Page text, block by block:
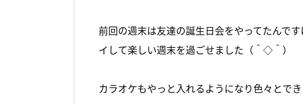
前回の週末は友達の誕生日会をやってたんで
イして楽しい週末を過ごせました（＾◇＾）
カラオケもやっと入れるようになり色々とで